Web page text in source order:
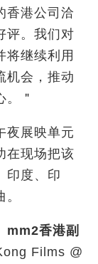
香港公司洽
评。我们对
将继续利用
机会，推动
＂
夜展映单元
在现场把该
印度、印
mm2香港副
Films @